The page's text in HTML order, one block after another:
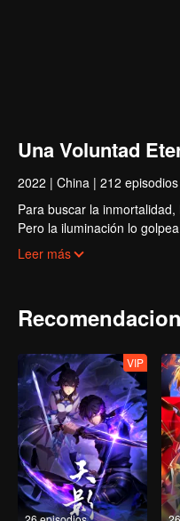
Una Voluntad
2022 | China | 212 episodios
Para buscar la
Pero la iluminación lo
inmortalidad con
Leer más
VIP